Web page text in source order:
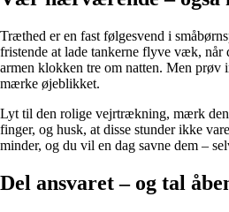
Træthed er en fast følgesvend i
fristende at lade tankerne flyve væk, når
armen klokken tre om natten. Men prøv
mærke øjeblikket.
Lyt til den rolige vejrtrækning, mærk
finger, og husk, at disse stunder ikke
minder, og du vil en dag savne dem –
Del ansvaret – og tal